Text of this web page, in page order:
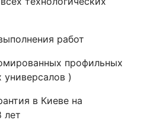
работ
профильных
универсалов )
в Киеве на
лет